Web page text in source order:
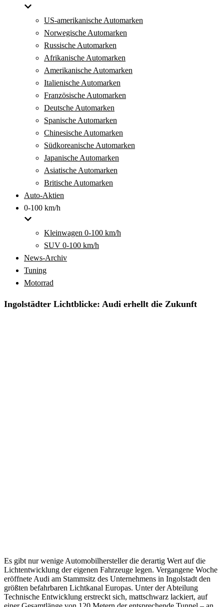
US-amerikanische Automarken
Norwegische Automarken
Russische Automarken
Afrikanische Automarken
Amerikanische Automarken
Italienische Automarken
Französische Automarken
Deutsche Automarken
Spanische Automarken
Chinesische Automarken
Südkoreanische Automarken
Japanische Automarken
Asiatische Automarken
Britische Automarken
Auto-Aktien
0-100 km/h
Kleinwagen 0-100 km/h
SUV 0-100 km/h
News-Archiv
Tuning
Motorrad
Ingolstädter Lichtblicke: Audi erhellt die Zukunft
Es gibt nur wenige Automobilhersteller die derartig Wert auf die
Lichtentwicklung der eigenen Fahrzeuge legen. Vergangene Woche
eröffnete Audi am Stammsitz des Unternehmens in Ingolstadt den
größten befahrbaren Lichtkanal Europas. Unter der Abteilung
Technische Entwicklung erstreckt sich, mattschwarz lackiert, auf